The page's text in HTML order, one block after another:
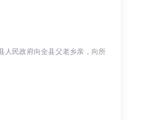
人民政府向全县父老乡亲，向所